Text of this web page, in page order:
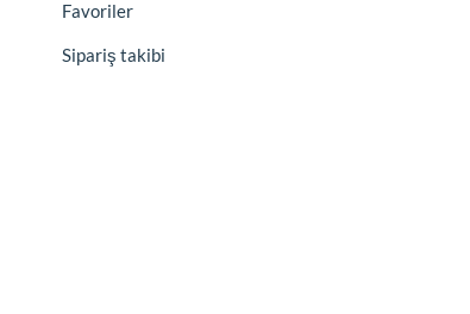
Favoriler
Sipariş takibi